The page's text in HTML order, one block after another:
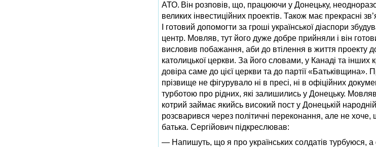
АТО. Він розповів, що, працюючи у Донецьку,
великих інвестиційних проектів. Також має прекрасні
І готовий допомогти за гроші української діаспори
центр. Мовляв, тут його дуже добре прийняли і він
висловив побажання, аби до втілення в життя проекту
католицької церкви. За його словами, у Канаді та інших
довіра саме до цієї церкви та до партії
прізвище не фігурувало ні в пресі, ні в офіційних
турботою про рідних, які залишились у Донецьку.
котрий займає якийсь високий пост у Донецькій
розсварився через політичні переконання, але не хоче,
батька. Сергійович підкреслював:
— Напишуть, що я про українських солдатів турбуюся,